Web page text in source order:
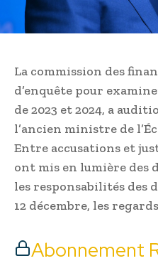
La commission des
d’enquête pour
de 2023 et 2024, a
l’ancien ministre de
Entre accusations et
ont mis en lumière des
les responsabilités des
12 décembre, les
Abonnement